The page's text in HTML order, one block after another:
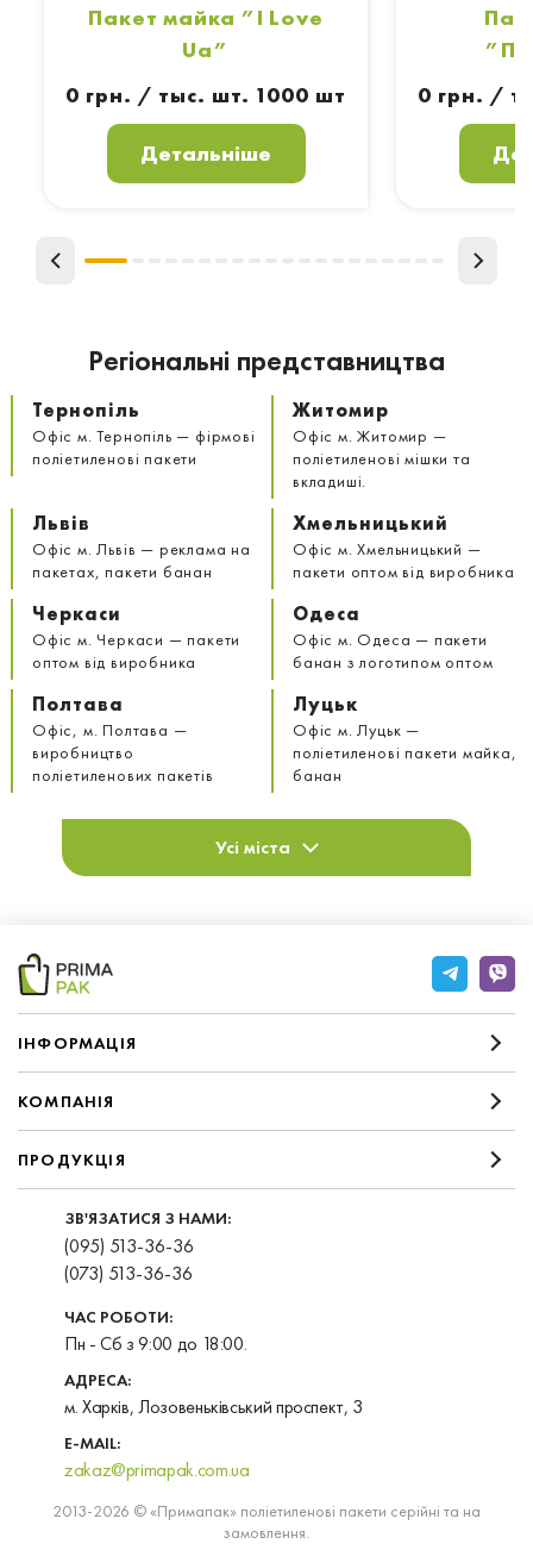
Пакет майка ”I Love
Ua”
0 грн. / тыс. шт. 1000 шт
Детальніше
0 грн. /
Регіональні представництва
Тернопіль
Офіс м. Тернопіль — фірмові
поліетиленові пакети
Житомир
Офіс м. Житомир —
поліетиленові мішки та
вкладиші.
Львів
Офіс м. Львів — реклама на
пакетах, пакети банан
Хмельницький
Офіс м. Хмельницький —
пакети оптом від виробника
Черкаси
Офіс м. Черкаси — пакети
оптом від виробника
Одеса
Офіс м. Одеса — пакети
банан з логотипом оптом
Полтава
Офіс, м. Полтава —
виробництво
поліетиленових пакетів
Луцьк
Офіс м. Луцьк —
поліетиленові пакети майка,
банан
Усі міста
IНФОРМАЦIЯ
КОМПАНIЯ
ПРОДУКЦІЯ
ЗВ'ЯЗАТИСЯ З НАМИ:
(095) 513-36-36
(073) 513-36-36
ЧАС РОБОТИ:
Пн - Сб з 9:00 до 18:00.
АДРЕСА:
м. Харків, Лозовеньківський проспект, 3
E-MAIL:
zakaz@primapak.com.ua
2013-2026 © «Примапак» поліетиленові пакети серійні та на
замовлення.